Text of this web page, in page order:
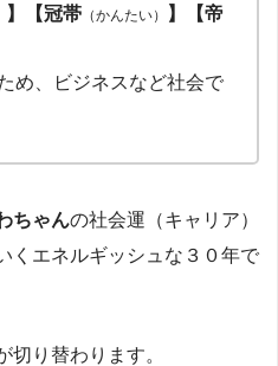
】【冠帯 （かんたい）
】【帝
め、ビジネスなど社会で
ちゃんの社会運（キャリア）
くエネルギッシュな３０年で
切り替わります。